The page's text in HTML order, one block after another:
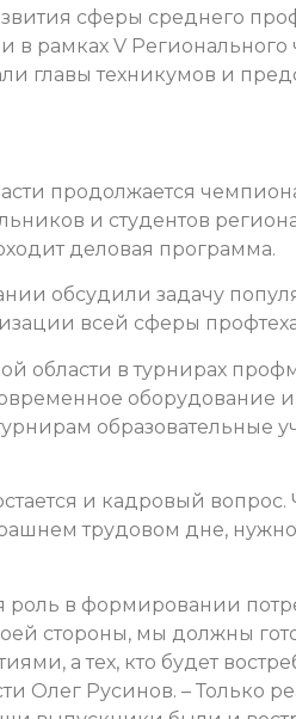
сферы среднего
в рамках V
главы техникумов и
продолжается
и студентов
деловая программа.
обсудили задачу
всей сферы
области в турнирах
образовательные
и кадровый
трудовом дне,
роль в формировании
стороны, мы должны
а тех, кто будет
Олег Русинов. – Только